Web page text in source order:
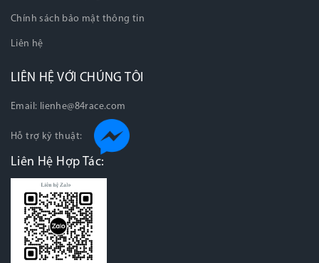
Chính sách bảo mật thông tin
Liên hệ
LIÊN HỆ VỚI CHÚNG TÔI
Email: lienhe@84race.com
Hỗ trợ kỹ thuật:
Liên Hệ Hợp Tác: